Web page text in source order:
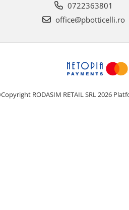
0722363801
office@pbotticelli.ro
RODASIM RETAIL SRL 2026